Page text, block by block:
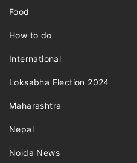
Food
How to do
International
Loksabha Election 2024
Maharashtra
Nepal
Noida News